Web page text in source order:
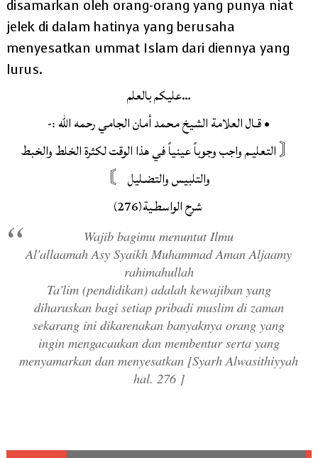
disamarkan oleh orang-orang yang punya niat
jelek di dalam hatinya yang berusaha
menyesatkan ummat Islam dari diennya yang
lurus.
عليكم بالعلم…
‏• قـال العلامة الشيخ محمد أمان الجامي رحمه الله :-
〘 التعليـم واجب وجوباً عينياً في هذا الوقت لكثرة الخلط والخبط
والتلبيس والتضـليل 〙
شرح الواسطـية(276)
Wajib bagimu menuntut Ilmu
Al'allaamah Asy Syaikh Muhammad Aman Aljaamy
rahimahullah
Ta'lim (pendidikan) adalah kewajiban yang
diharuskan bagi setiap pribadi muslim di zaman
sekarang ini dikarenakan banyaknya orang yang
ingin mengacaukan dan membentur serta yang
menyamarkan dan menyesatkan [Syarh Alwasithiyyah
hal. 276 ]